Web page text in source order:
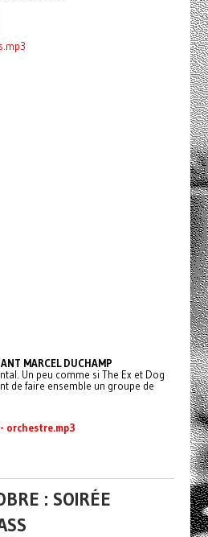
MARCEL DUCHAMP
Un peu comme si The Ex et Dog
de faire ensemble un groupe de
orchestre.mp3
: SOIRÉE